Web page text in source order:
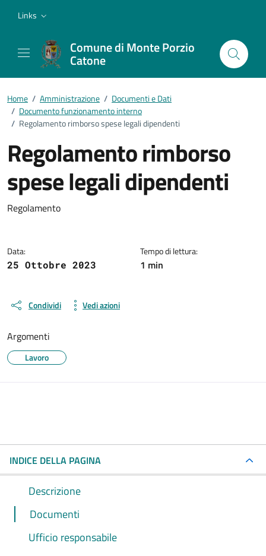
Links
Comune di Monte Porzio
Catone
Home / Amministrazione / Documenti e Dati
/ Documento funzionamento interno
/ Regolamento rimborso spese legali dipendenti
Regolamento rimborso
spese legali dipendenti
Dettagli del documento
Regolamento
Data:
25 Ottobre 2023
Tempo di lettura:
1 min
Condividi Vedi azioni
Argomenti
Lavoro
INDICE DELLA PAGINA
Descrizione
Documenti
Ufficio responsabile